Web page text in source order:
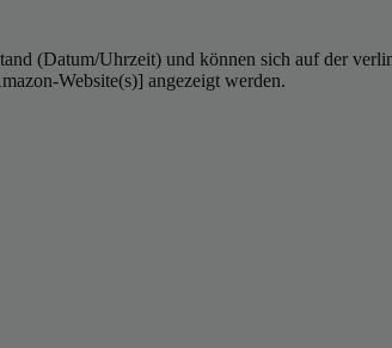
(Datum/Uhrzeit) und können sich auf der
Website(s)] angezeigt werden.